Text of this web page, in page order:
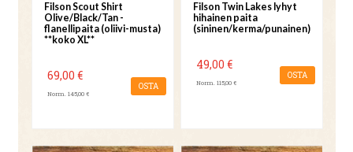
Filson Scout Shirt
Olive/Black/Tan -
flanellipaita (oliivi-musta)
**koko XL**
69,00 €
Norm. 145,00 €
OSTA
Filson Twin Lakes lyhyt
hihainen paita
(sininen/kerma/punainen)
49,00 €
Norm. 115,00 €
OSTA